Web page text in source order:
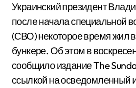
Украинский президент
после начала специальной
(СВО) некоторое время жил
бункере. Об этом в
сообщило издание The
ссылкой на осведомленный